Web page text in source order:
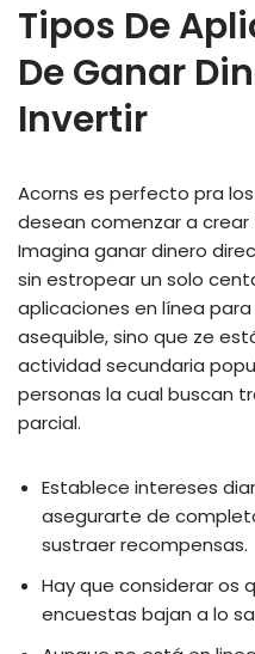
Tipos De
De Ganar
Invertir
Acorns es perfecto pra
desean comenzar a
Imagina ganar dinero
sin estropear un solo
aplicaciones en línea
asequible, sino que ze
actividad secundaria
personas la cual buscan
parcial.
Establece intereses
asegurarte de
sustraer recompensas.
Hay que considerar os
encuestas bajan a lo